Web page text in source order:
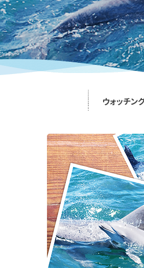
ウォッチン